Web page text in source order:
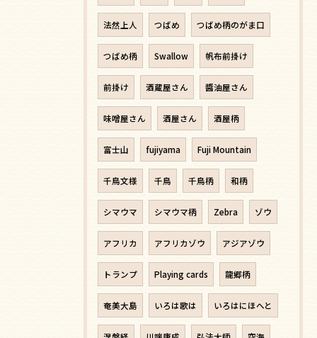
法然上人 つばめ つばめ柄のがま口
つばめ柄 Swallow 帆布前掛け
前掛け 酒蔵屋さん 醬油屋さん
味噌屋さん 酒屋さん 酒屋柄
富士山 fujiyama Fuji Mountain
千鳥文様 千鳥 千鳥柄 和柄
シマウマ シマウマ柄 Zebra ゾウ
アフリカ アフリカゾウ アジアゾウ
トランプ Playing cards 龍郷柄
奄美大島 いろは歌は いろはにほへと